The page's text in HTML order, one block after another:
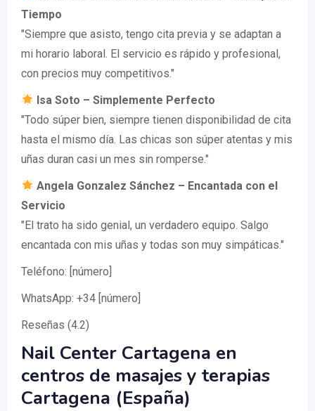
Tiempo
"Siempre que asisto, tengo cita previa y se adaptan a
mi horario laboral. El servicio es rápido y profesional,
con precios muy competitivos."
Isa Soto – Simplemente Perfecto
"Todo súper bien, siempre tienen disponibilidad de cita
hasta el mismo día. Las chicas son súper atentas y mis
uñas duran casi un mes sin romperse."
Angela Gonzalez Sánchez – Encantada con el
Servicio
"El trato ha sido genial, un verdadero equipo. Salgo
encantada con mis uñas y todas son muy simpáticas."
Teléfono: [número]
WhatsApp: +34 [número]
Reseñas (4.2)
Nail Center Cartagena en
centros de masajes y terapias
Cartagena (España)